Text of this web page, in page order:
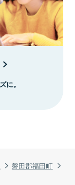
磐田郡福田町
に。